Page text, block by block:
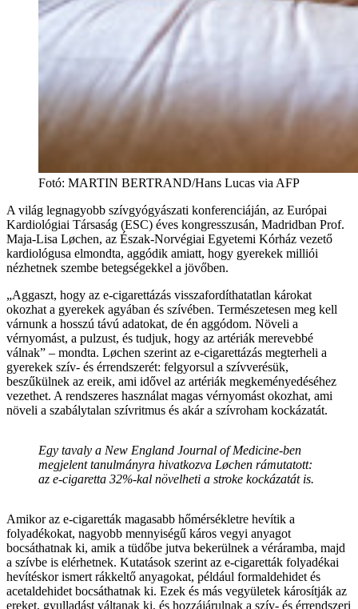
Fotó: MARTIN BERTRAND/Hans Lucas via AFP
A világ legnagyobb szívgyógyászati konferenciáján, az Európai
Kardiológiai Társaság (ESC) éves kongresszusán, Madridban Prof.
Maja-Lisa Løchen, az Észak-Norvégiai Egyetemi Kórház vezető
kardiológusa elmondta, aggódik amiatt, hogy gyerekek milliói
nézhetnek szembe betegségekkel a jövőben.
„Aggaszt, hogy az e-cigarettázás visszafordíthatatlan károkat
okozhat a gyerekek agyában és szívében. Természetesen meg kell
várnunk a hosszú távú adatokat, de én aggódom. Növeli a
vérnyomást, a pulzust, és tudjuk, hogy az artériák merevebbé
válnak” – mondta. Løchen szerint az e-cigarettázás megterheli a
gyerekek szív- és érrendszerét: felgyorsul a szívverésük,
beszűkülnek az ereik, ami idővel az artériák megkeményedéséhez
vezethet. A rendszeres használat magas vérnyomást okozhat, ami
növeli a szabálytalan szívritmus és akár a szívroham kockázatát.
Egy tavaly a New England Journal of Medicine-ben
megjelent tanulmányra hivatkozva Løchen rámutatott:
az e-cigaretta 32%-kal növelheti a stroke kockázatát is.
Amikor az e-cigaretták magasabb hőmérsékletre hevítik a
folyadékokat, nagyobb mennyiségű káros vegyi anyagot
bocsáthatnak ki, amik a tüdőbe jutva bekerülnek a véráramba, majd
a szívbe is elérhetnek. Kutatások szerint az e-cigaretták folyadékai
hevítéskor ismert rákkeltő anyagokat, például formaldehidet és
acetaldehidet bocsáthatnak ki. Ezek és más vegyületek károsítják az
ereket, gyulladást váltanak ki, és hozzájárulnak a szív- és érrendszeri